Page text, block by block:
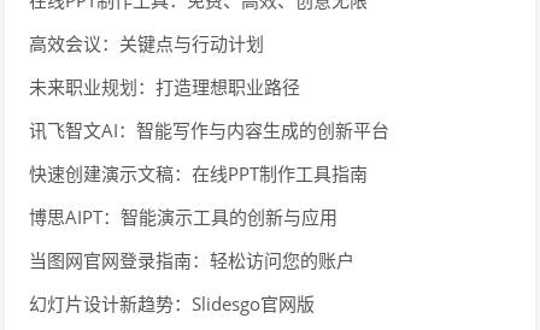
高效会议：关键点与行动计划
未来职业规划：打造理想职业路径
讯飞智文AI：智能写作与内容生成的创新平台
快速创建演示文稿：在线PPT制作工具指南
博思AIPT：智能演示工具的创新与应用
当图网官网登录指南：轻松访问您的账户
幻灯片设计新趋势：Slidesgo官网版